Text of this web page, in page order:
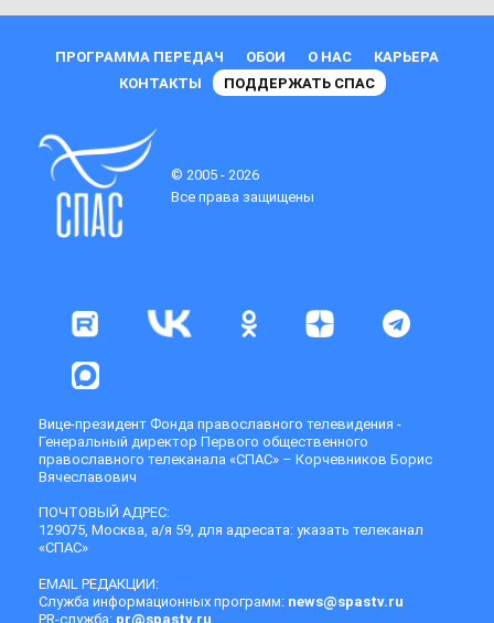
ПРОГРАММА ПЕРЕДАЧ ОБОИ О НАС
КАРЬЕРА
КОНТАКТЫ
ПОДДЕРЖАТЬ СПАС
© 2005 - 2026
Все права защищены
Вице-президент Фонда православного телевидения -
Генеральный директор Первого общественного
православного телеканала «СПАС» – Корчевников Борис
Вячеславович
ПОЧТОВЫЙ АДРЕС:
129075, Москва, а/я 59, для адресата: указать телеканал
«СПАС»
EMAIL РЕДАКЦИИ:
Служба информационных программ: news@spastv.ru
PR-служба: pr@spastv.ru